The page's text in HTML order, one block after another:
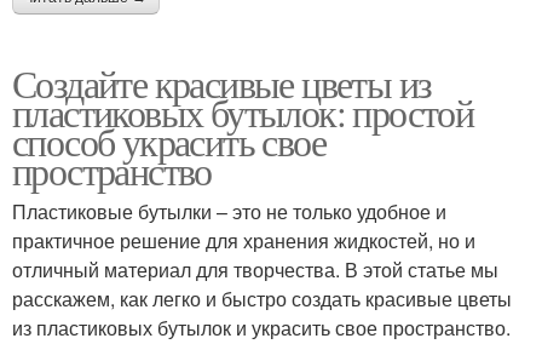
Создайте красивые цветы из
пластиковых бутылок: простой
способ украсить свое
пространство
Пластиковые бутылки – это не только удобное и
практичное решение для хранения жидкостей, но и
отличный материал для творчества. В этой статье мы
расскажем, как легко и быстро создать красивые цветы
из пластиковых бутылок и украсить свое пространство.